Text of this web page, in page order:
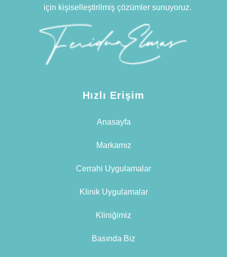
için kişiselleştirilmiş çözümler sunuyoruz.
Hızlı Erişim
Anasayfa
Markamız
Cerrahi Uygulamalar
Klinik Uygulamalar
Kliniğimiz
Basında Biz